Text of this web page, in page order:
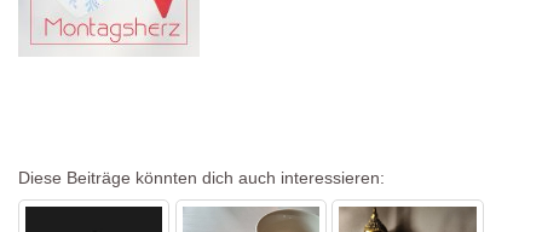
Diese Beiträge könnten dich auch interessieren: